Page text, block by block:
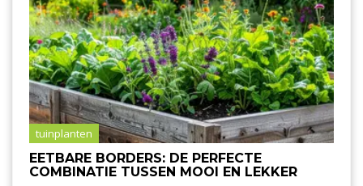
tuinplanten
EETBARE BORDERS: DE PERFECTE
COMBINATIE TUSSEN MOOI EN LEKKER